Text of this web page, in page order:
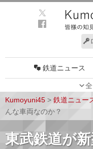
鉄道ニュース
車両技術
Kumoyuni45 > 鉄道ニュー
んな車両なのか？
東武鉄道が